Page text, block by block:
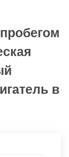
в